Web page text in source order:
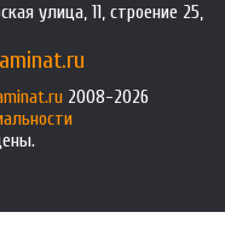
улица, 11, строение 25,
2008-2026